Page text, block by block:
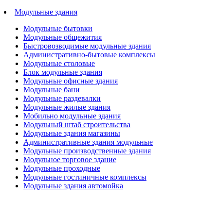
Модульные здания
Модульные бытовки
Модульные общежития
Быстровозводимые модульные здания
Административно-бытовые комплексы
Модульные столовые
Блок модульные здания
Модульные офисные здания
Модульные бани
Модульные раздевалки
Модульные жилые здания
Мобильно модульные здания
Модульный штаб строительства
Модульные здания магазины
Административные здания модульные
Модульные производственные здания
Модульное торговое здание
Модульные проходные
Модульные гостиничные комплексы
Модульные здания автомойка